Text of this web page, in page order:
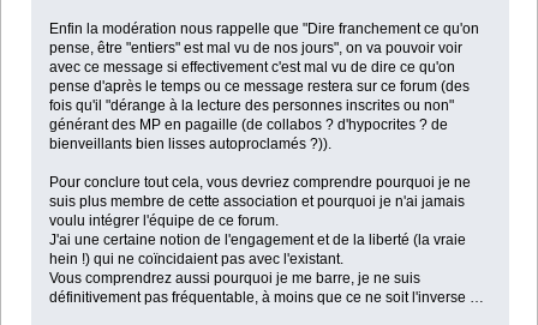
Enfin la modération nous rappelle que "Dire franchement ce qu'on
pense, être "entiers" est mal vu de nos jours", on va pouvoir voir
avec ce message si effectivement c'est mal vu de dire ce qu'on
pense d'après le temps ou ce message restera sur ce forum (des
fois qu'il "dérange à la lecture des personnes inscrites ou non"
générant des MP en pagaille (de collabos ? d'hypocrites ? de
bienveillants bien lisses autoproclamés ?)).
Pour conclure tout cela, vous devriez comprendre pourquoi je ne
suis plus membre de cette association et pourquoi je n'ai jamais
voulu intégrer l'équipe de ce forum.
J'ai une certaine notion de l'engagement et de la liberté (la vraie
hein !) qui ne coïncidaient pas avec l'existant.
Vous comprendrez aussi pourquoi je me barre, je ne suis
définitivement pas fréquentable, à moins que ce ne soit l'inverse …